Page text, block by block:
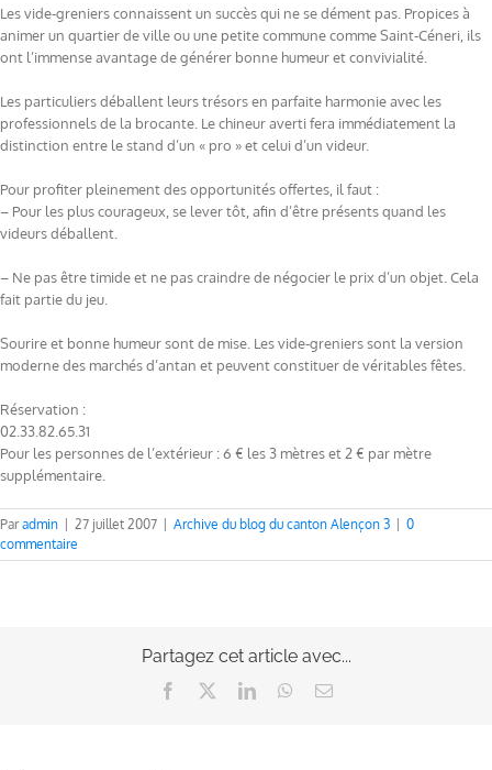
Les vide-greniers connaissent un succès qui ne se dément pas. Propices à
animer un quartier de ville ou une petite commune comme Saint-Céneri, ils
ont l’immense avantage de générer bonne humeur et convivialité.
Les particuliers déballent leurs trésors en parfaite harmonie avec les
professionnels de la brocante. Le chineur averti fera immédiatement la
distinction entre le stand d’un « pro » et celui d’un videur.
Pour profiter pleinement des opportunités offertes, il faut :
– Pour les plus courageux, se lever tôt, afin d’être présents quand les
videurs déballent.
– Ne pas être timide et ne pas craindre de négocier le prix d’un objet. Cela
fait partie du jeu.
Sourire et bonne humeur sont de mise. Les vide-greniers sont la version
moderne des marchés d’antan et peuvent constituer de véritables fêtes.
Réservation :
02.33.82.65.31
Pour les personnes de l’extérieur : 6 € les 3 mètres et 2 € par mètre
supplémentaire.
Paradmin 27 juillet 2007 Archive du blog du canton Alençon 3
0
commentaire
Partagez cet article avec...
Facebook LinkedInWhatsApp
Email